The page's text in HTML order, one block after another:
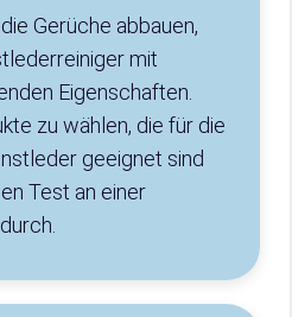
Gerüche abbauen,
mit
Eigenschaften.
zu wählen, die für die
geeignet sind
Test an einer